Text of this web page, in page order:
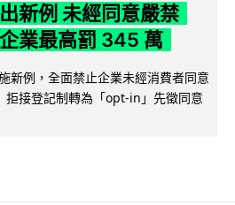
新例 未經同意嚴禁
業最高罰 345 萬
新例，全面禁止企業未經消費者同意
接登記制轉為「opt-in」先徵同意